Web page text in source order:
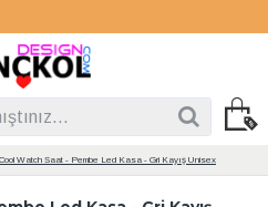
Cool Watch Saat - Pembe Led Kasa - Gri Kayış Unisex